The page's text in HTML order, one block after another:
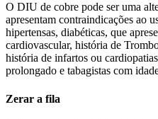
O DIU de cobre pode ser uma
apresentam contraindicações ao
hipertensas, diabéticas, que
cardiovascular, história de
história de infartos ou
prolongado e tabagistas com
Zerar a fila